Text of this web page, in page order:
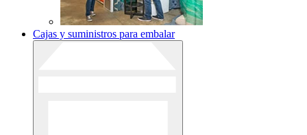
Cajas y suministros para embalar